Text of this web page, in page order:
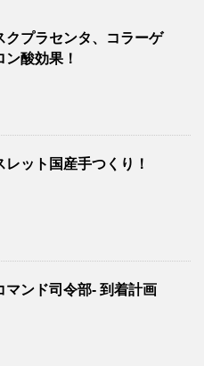
クプラセンタ、コラーゲ
ン酸効果！
レット国産手つくり！
マンド司令部- 到着計画